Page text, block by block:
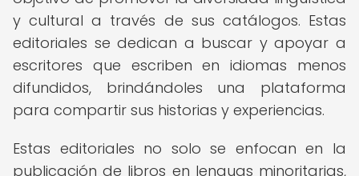
y cultural a través de sus catálogos. Estas
editoriales se dedican a buscar y apoyar a
escritores que escriben en idiomas menos
difundidos, brindándoles una plataforma
para compartir sus historias y experiencias.
Estas editoriales no solo se enfocan en la
publicación de libros en lenguas minoritarias,